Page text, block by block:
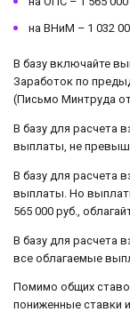
на ВНиМ – 1 032
В базу включайте
Заработок по
(Письмо Минтруда
В базу для расчета
выплаты, не
В базу для расчета
выплаты. Но
565 000 руб.,
В базу для расчета
все облагаемые
Помимо общих
пониженные ставки